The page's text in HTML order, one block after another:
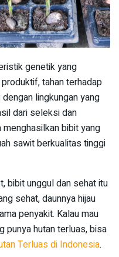
genetik yang
tahan terhadap
lingkungan yang
dari seleksi dan
bibit yang
sawit berkualitas tinggi
bibit unggul dan sehat itu
sehat, daunnya hijau
penyakit. Kalau mau
punya hutan terluas, bisa
Terluas di Indonesia.